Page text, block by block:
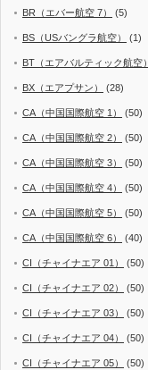
BR（エバー航空 7） (5)
BS（USバングラ航空） (1)
BT（エアバルティック航空）
BX（エアプサン） (28)
CA（中国国際航空 1） (50)
CA（中国国際航空 2） (50)
CA（中国国際航空 3） (50)
CA（中国国際航空 4） (50)
CA（中国国際航空 5） (50)
CA（中国国際航空 6） (40)
CI（チャイナエア 01） (50)
CI（チャイナエア 02） (50)
CI（チャイナエア 03） (50)
CI（チャイナエア 04） (50)
CI（チャイナエア 05） (50)